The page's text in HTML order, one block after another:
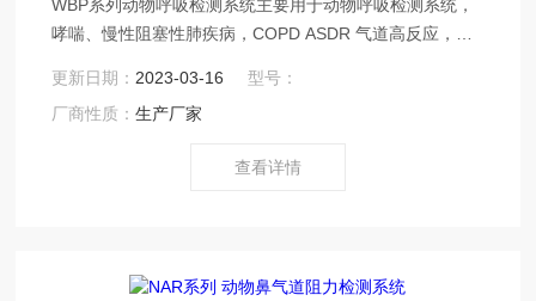
WBP系列动物呼吸检测系统主要用于动物呼吸检测系统，
哮喘、慢性阻塞性肺疾病，COPD ASDR 气道高反应，全
EMKA，呼吸频率，潮气量，Z大吸气流量， Z大呼气流
量，分钟通气量，动物肺功能检测等研究实验。
更新日期： 2023-03-16
型号：
厂商性质：生产厂家
查看详情